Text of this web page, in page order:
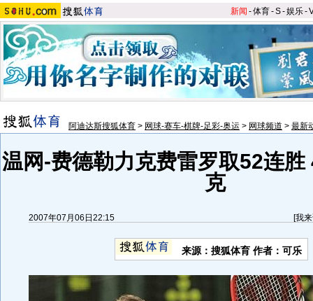
新闻 -体育-S-娱乐-
阿迪达斯搜狐体育 > 网球-赛车-棋牌-足彩-奥运 > 网球频道 > 最新
温网-费德勒力克费雷罗取52连胜
克
2007年07月06日22:15 [我
来源：搜狐体育 作者：可乐